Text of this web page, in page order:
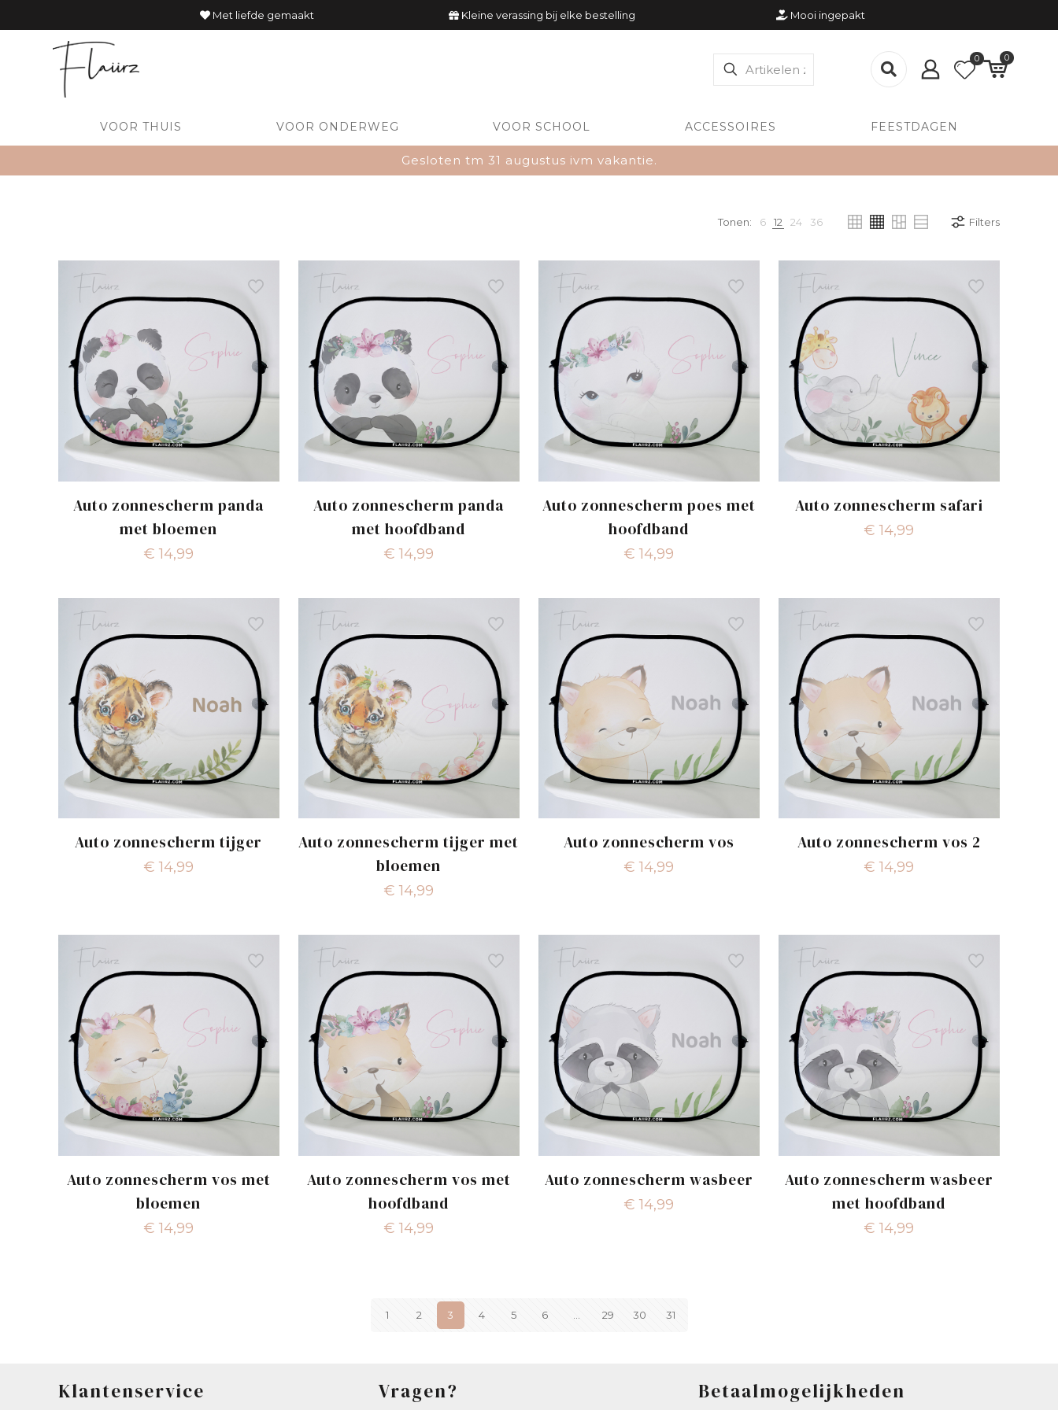
Met liefde gemaakt Kleine verassing bij elke bestelling Mooi ingepakt
0 0
VOOR THUIS VOOR ONDERWEG VOOR SCHOOL ACCESSOIRES FEESTDAGEN
Gesloten tm 31 augustus ivm vakantie.
Tonen: 6 12 24 36 Filters
Auto zonnescherm panda
met bloemen
€ 14,99
Auto zonnescherm panda
met hoofdband
€ 14,99
Auto zonnescherm poes met
hoofdband
€ 14,99
Auto zonnescherm safari
€ 14,99
Auto zonnescherm tijger
€ 14,99
Auto zonnescherm tijger met
bloemen
€ 14,99
Auto zonnescherm vos
€ 14,99
Auto zonnescherm vos 2
€ 14,99
Auto zonnescherm vos met
bloemen
€ 14,99
Auto zonnescherm vos met
hoofdband
€ 14,99
Auto zonnescherm wasbeer
€ 14,99
Auto zonnescherm wasbeer
met hoofdband
€ 14,99
1 2 3 4 5 6 29 30 31
Klantenservice Vragen? Betaalmogelijkheden